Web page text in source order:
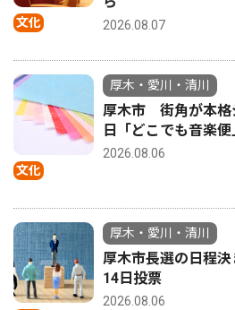
文化 2026.08.07
文化
厚木・愛川・清川
厚木市 街角が本
日「どこでも音楽便
2026.08.06
厚木・愛川・清川
厚木市長選の日程
14日投票
2026.08.06